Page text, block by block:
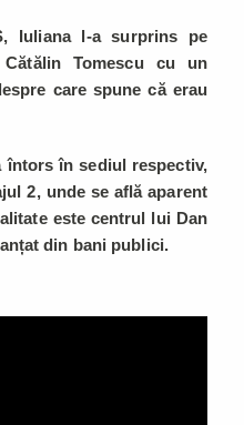
Iuliana l-a surprins pe
Tomescu cu un
care spune că erau
întors în sediul respectiv,
2, unde se află aparent
este centrul lui Dan
din bani publici.